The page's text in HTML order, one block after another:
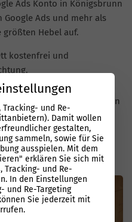
Ads Konto in Königsbrunn
Google Ads und mehr als
größten Hebel auf.
kostenfrei und
wo Optimierungen
Potenzial in deinen
und Re-
Damit wollen
gestalten,
sammeln, sowie für Sie
ausspielen. Mit dem
erklären Sie sich mit
Tracking- und Re-
In den Einstellungen
und Re-Targeting
Sie jederzeit mit